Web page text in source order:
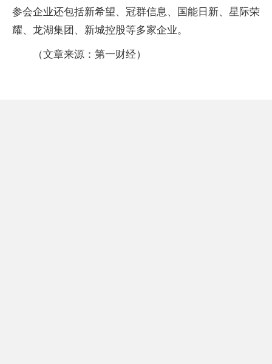
参会企业还包括新希望、冠群信息、国能日新、星际荣
耀、龙湖集团、新城控股等多家企业。
（文章来源：第一财经）